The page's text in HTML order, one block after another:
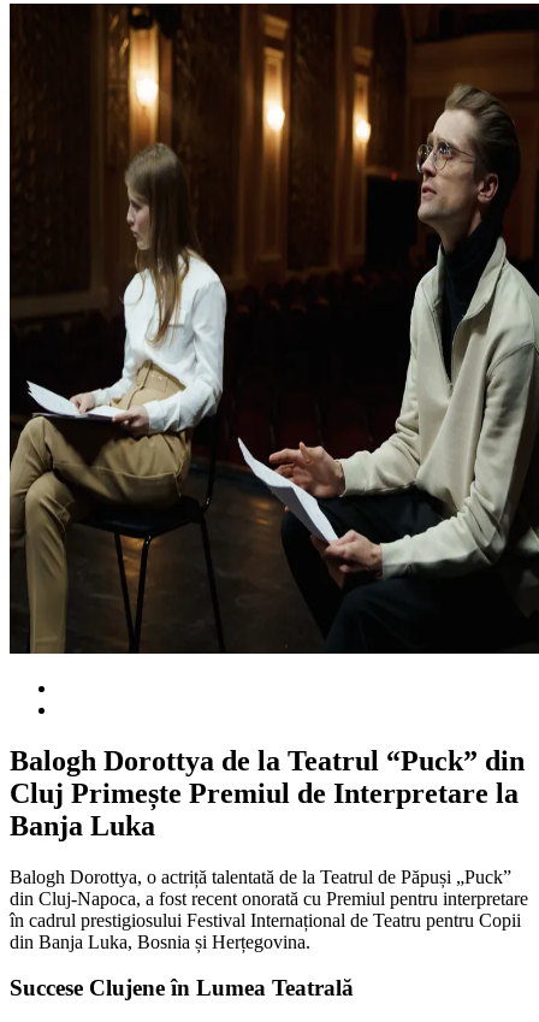
Balogh Dorottya de la Teatrul “Puck” din
Cluj Primește Premiul de Interpretare la
Banja Luka
Balogh Dorottya, o actriță talentată de la Teatrul de Păpuși „Puck”
din Cluj-Napoca, a fost recent onorată cu Premiul pentru interpretare
în cadrul prestigiosului Festival Internațional de Teatru pentru Copii
din Banja Luka, Bosnia și Herțegovina.
Succese Clujene în Lumea Teatrală